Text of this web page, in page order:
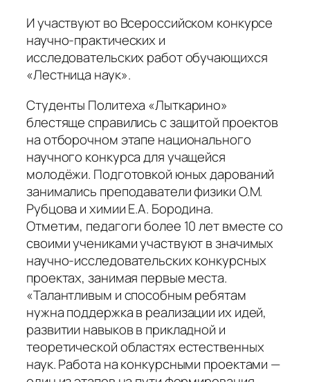
И участвуют во Всероссийском конкурсе
научно-практических и
исследовательских работ обучающихся
«Лестница наук».
Студенты Политеха «Лыткарино»
блестяще справились с защитой проектов
на отборочном этапе национального
научного конкурса для учащейся
молодёжи. Подготовкой юных дарований
занимались преподаватели физики О.М.
Рубцова и химии Е.А. Бородина.
Отметим, педагоги более 10 лет вместе со
своими учениками участвуют в значимых
научно-исследовательских конкурсных
проектах, занимая первые места.
«Талантливым и способным ребятам
нужна поддержка в реализации их идей,
развитии навыков в прикладной и
теоретической областях естественных
наук. Работа на конкурсными проектами —